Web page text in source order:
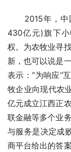
2015年，中
430亿元)旗下
权。为农牧业寻
新，也可以说是
表示：”为响应“
牧企业向现代农
亿元成立江西正
联金融等多个业
与服务是决定成
商平台给出的答